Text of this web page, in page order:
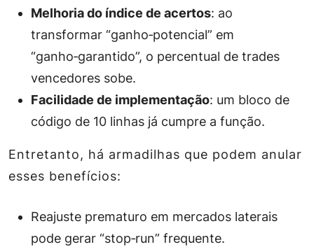
Melhoria do índice de acertos: ao
transformar “ganho‑potencial” em
“ganho‑garantido”, o percentual de trades
vencedores sobe.
Facilidade de implementação: um bloco de
código de 10 linhas já cumpre a função.
Entretanto, há armadilhas que podem anular
esses benefícios:
Reajuste prematuro em mercados laterais
pode gerar “stop‑run” frequente.